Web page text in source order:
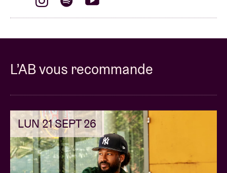
musique française. Leurs musiques continuent
d’inspirer de nombreuses personnes à travers le
L’AB vous recommande
LUN 21 SEPT 26